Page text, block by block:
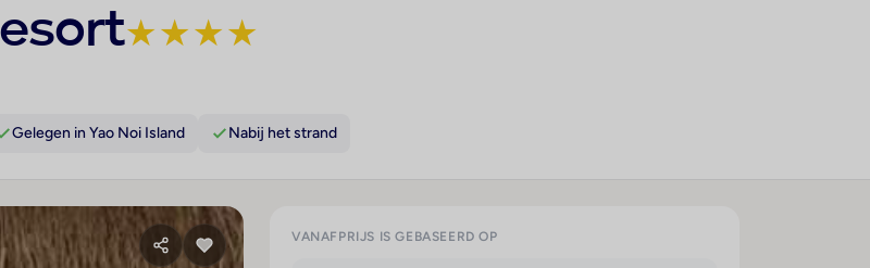
★★★★
Gelegen in Yao Noi Island Nabij het strand
VANAFPRIJS IS GEBASEERD OP